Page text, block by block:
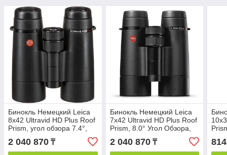
Бинокль Немецкий Leica
8x42 Ultravid HD Plus Roof
Prism, угол обзора 7.4°,
2 040 870 ₸
Бинокль Немецкий Leica
7x42 Ultravid HD Plus Roof
Prism, 8.0° Угол Обзора,
2 040 870₸